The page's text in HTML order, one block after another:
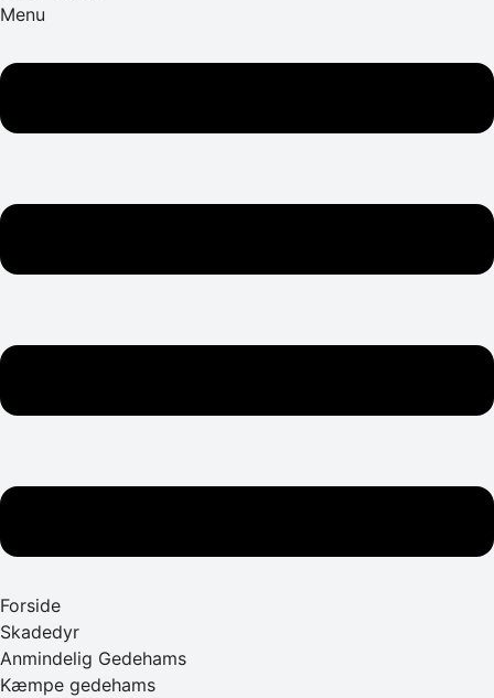
Menu
Forside
Skadedyr
Anmindelig Gedehams
Kæmpe gedehams